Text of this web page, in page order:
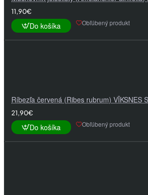
11,90€
Do košíka Obľúbený produkt
Ríbezľa červená (Ribes rubrum) VĪKSNES
21,90€
Do košíka Obľúbený produkt